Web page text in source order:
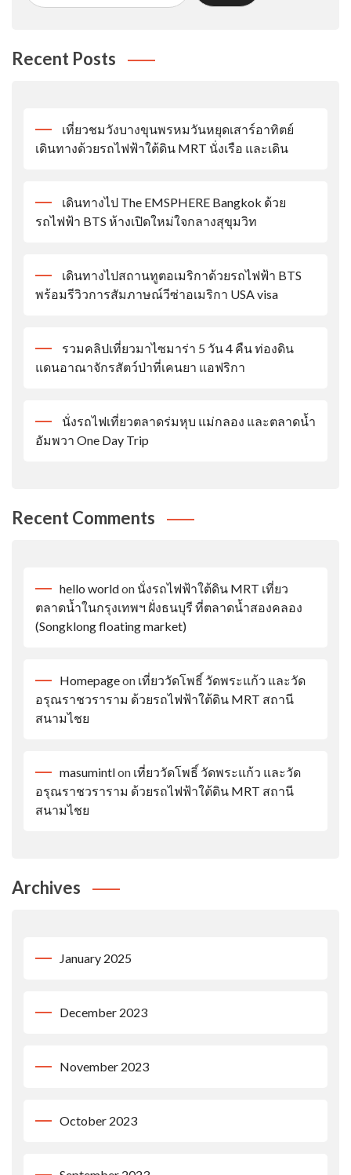
Recent Posts
เที่ยวชมวังบางขุนพรหมวันหยุดเสาร์อาทิตย์
เดินทางด้วยรถไฟฟ้าใต้ดิน MRT นั่งเรือ และเดิน
เดินทางไป The EMSPHERE Bangkok ด้วย
รถไฟฟ้า BTS ห้างเปิดใหม่ใจกลางสุขุมวิท
เดินทางไปสถานทูตอเมริกาด้วยรถไฟฟ้า BTS
พร้อมรีวิวการสัมภาษณ์วีซ่าอเมริกา USA visa
รวมคลิปเที่ยวมาไซมาร่า 5 วัน 4 คืน ท่องดิน
แดนอาณาจักรสัตว์ป่าที่เคนยา แอฟริกา
นั่งรถไฟเที่ยวตลาดร่มหุบ แม่กลอง และตลาดน้ำ
อัมพวา One Day Trip
Recent Comments
hello worldon นั่งรถไฟฟ้าใต้ดิน MRT เที่ยว
ตลาดน้ำในกรุงเทพฯ ฝั่งธนบุรี ที่ตลาดน้ำสองคลอง
(Songklong floating market)
Homepageon เที่ยววัดโพธิ์ วัดพระแก้ว และวัด
อรุณราชวราราม ด้วยรถไฟฟ้าใต้ดิน MRT สถานี
สนามไชย
masumintlon เที่ยววัดโพธิ์ วัดพระแก้ว และวัด
อรุณราชวราราม ด้วยรถไฟฟ้าใต้ดิน MRT สถานี
สนามไชย
Archives
January 2025
December 2023
November 2023
October 2023